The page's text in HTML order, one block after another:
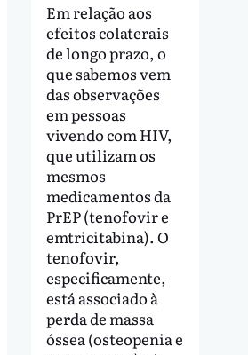
Em relação aos
efeitos colaterais
de longo prazo, o
que sabemos vem
das observações
em pessoas
vivendo com HIV,
que utilizam os
mesmos
medicamentos da
PrEP (tenofovir e
emtricitabina). O
tenofovir,
especificamente,
está associado à
perda de massa
óssea (osteopenia e